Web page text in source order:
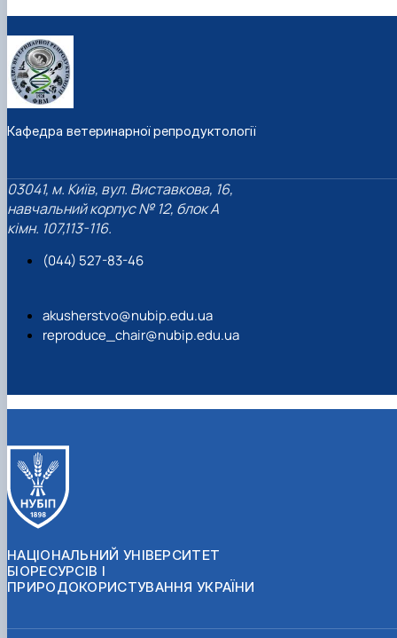
Кафедра ветеринарної репродуктології
03041, м. Київ, вул. Виставкова, 16,
навчальний корпус № 12, блок А
кімн. 107,113-116.
(044) 527-83-46
akusherstvo@nubip.edu.ua
reproduce_chair@nubip.edu.ua
НАЦІОНАЛЬНИЙ УНІВЕРСИТЕТ
БІОРЕСУРСІВ І
ПРИРОДОКОРИСТУВАННЯ УКРАЇНИ